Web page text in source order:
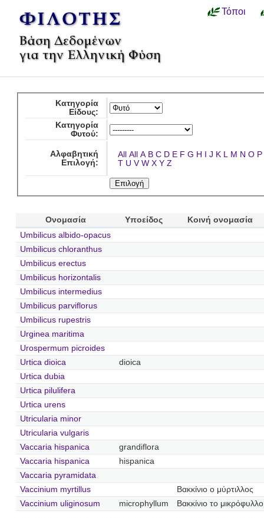
Τόποι
Κατηγορία
Είδους:
Κατηγορία
Φυτού:
Αλφαβητική
Επιλογή:
All All A B C D E F G H I J K L M N O P
T U V W X Y Z
Ονομασία Υποείδος
Κοινή ονομασία
Umbilicus albido-opacus
Umbilicus chloranthus
Umbilicus erectus
Umbilicus horizontalis
Umbilicus intermedius
Umbilicus parviflorus
Umbilicus rupestris
Urginea maritima
Urospermum picroides
Urtica dioica
dioica
Urtica dubia
Urtica pilulifera
Urtica urens
Utricularia minor
Utricularia vulgaris
Vaccaria hispanica
grandiflora
Vaccaria hispanica
hispanica
Vaccaria pyramidata
Vaccinium myrtillus
Βακκίνιο ο μύρτιλλος
Vaccinium uliginosum
microphyllum Βακκίνιο το μικρόφυλλο